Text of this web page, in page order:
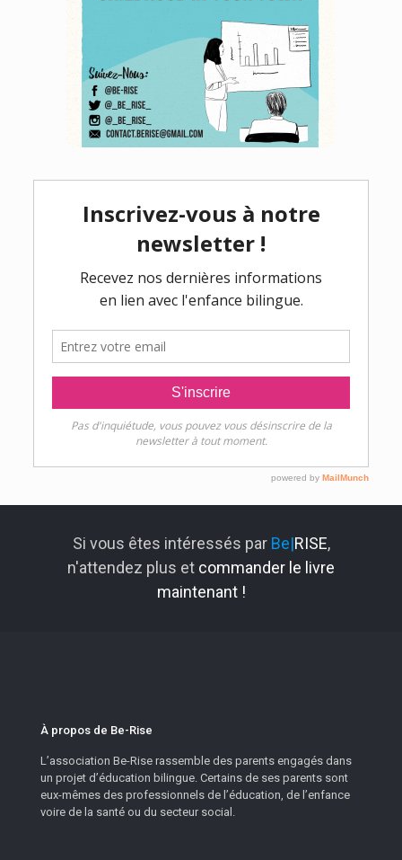
Si vous êtes intéressés par Be|RISE,
n'attendez plus et commander le livre
maintenant !
À propos de Be-Rise
L’association Be-Rise rassemble des parents engagés dans
un projet d’éducation bilingue. Certains de ses parents sont
eux-mêmes des professionnels de l’éducation, de l’enfance
voire de la santé ou du secteur social.